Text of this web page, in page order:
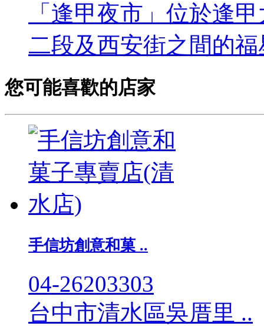
「逢甲夜市」位於逢
二段及西安街之間的
您可能喜歡的店家
手信坊創意和菓 ..
04-26203303
台中市清水區吳厝里 ..